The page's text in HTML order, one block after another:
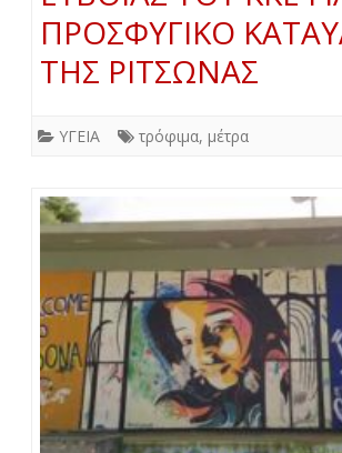
ΠΡΟΣΦΥΓΙΚΟ
ΤΗΣ ΡΙΤΣΩΝΑΣ
ΥΓΕΙΑ τρόφιμα, μέτρα